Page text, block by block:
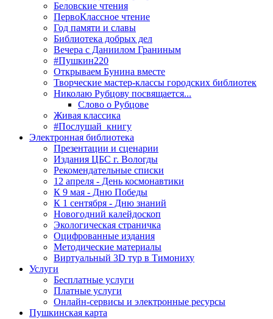
Беловские чтения
ПервоКлассное чтение
Год памяти и славы
Библиотека добрых дел
Вечера с Даниилом Граниным
#Пушкин220
Открываем Бунина вместе
Творческие мастер-классы городских библиотек
Николаю Рубцову посвящается...
Слово о Рубцове
Живая классика
#Послушай_книгу
Электронная библиотека
Презентации и сценарии
Издания ЦБС г. Вологды
Рекомендательные списки
12 апреля - День космонавтики
К 9 мая - Дню Победы
К 1 сентября - Дню знаний
Новогодний калейдоскоп
Экологическая страничка
Оцифрованные издания
Методические материалы
Виртуальный 3D тур в Тимониху
Услуги
Бесплатные услуги
Платные услуги
Онлайн-сервисы и электронные ресурсы
Пушкинская карта